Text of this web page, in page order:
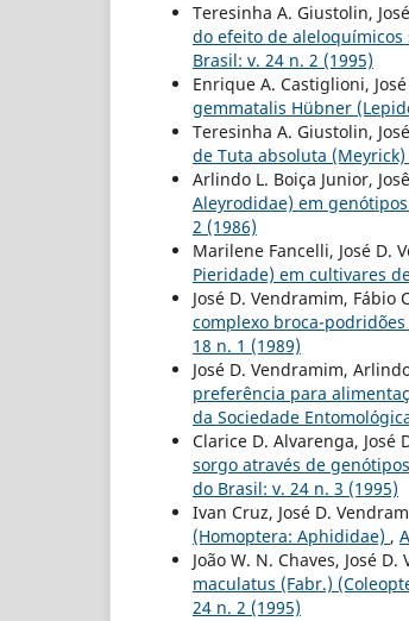
Teresinha A. Giustolin,
do efeito de
Brasil: v. 24 n. 2 (1995)
Enrique A. Castiglioni,
gemmatalis Hübner
Teresinha A. Giustolin,
de Tuta absoluta (Meyrick)
Arlindo L. Boiça Junior,
Aleyrodidae) em
2 (1986)
Marilene Fancelli, José D.
Pieridade) em cultivares
José D. Vendramim, Fábio
complexo broca-
18 n. 1 (1989)
José D. Vendramim,
preferência para
da Sociedade
Clarice D. Alvarenga, José
sorgo através de
do Brasil: v. 24 n. 3 (1995)
Ivan Cruz, José D.
(Homoptera: Aphididae) ,
João W. N. Chaves, José
maculatus (Fabr.)
24 n. 2 (1995)